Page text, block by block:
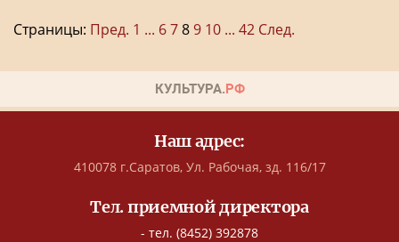
Страницы: Пред. 1 ... 6789 10 ... 42 След.
Наш адрес:
410078 г.Саратов, Ул. Рабочая, зд. 116/17
Тел. приемной директора
- тел. (8452) 392878